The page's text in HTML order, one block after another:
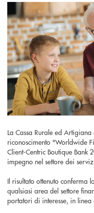
La Cassa Rurale ed
riconoscimento "Worldwide
Client-Centric Boutique Bank
impegno nel settore dei
Il risultato ottenuto conferma
qualsiasi area del settore
portatori di interesse, in